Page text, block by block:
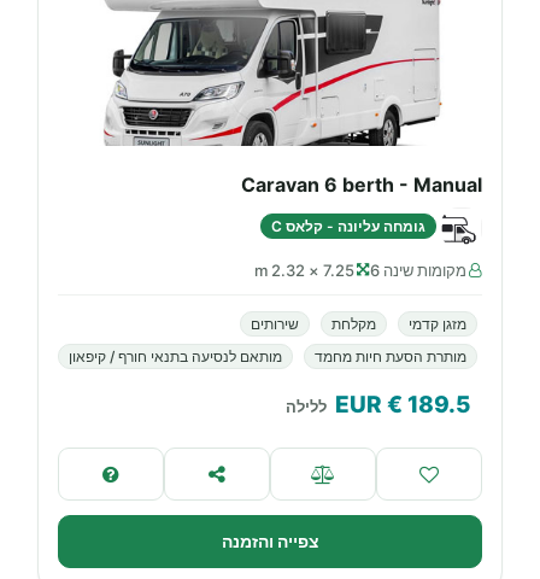
Caravan 6 berth - Manual
גומחה עליונה - קלאס C
מקומות שינה 6 7.25 × 2.32 m
מזגן קדמי מקלחת
שירותים
מותרת הסעת חיות מחמד
מותאם לנסיעה בתנאי חורף / קיפאון
189.5
€ EUR ללילה
צפייה והזמנה